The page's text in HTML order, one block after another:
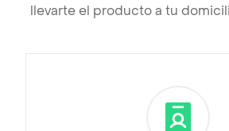
llevarte el producto a tu